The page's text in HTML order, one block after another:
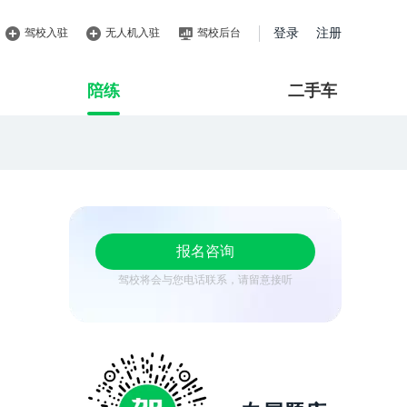
驾校入驻 无人机入驻 驾校后台 登录 注册
陪练 二手车
报名咨询
驾校将会与您电话联系，请留意接听